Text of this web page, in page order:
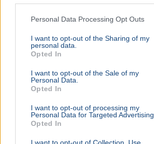
Personal Data Processing Opt Outs
I want to opt-out of the Sharing of my
personal data.
Opted In
I want to opt-out of the Sale of my
Personal Data.
Opted In
I want to opt-out of processing my
Personal Data for Targeted Advertising.
Opted In
I want to opt-out of Collection, Use,